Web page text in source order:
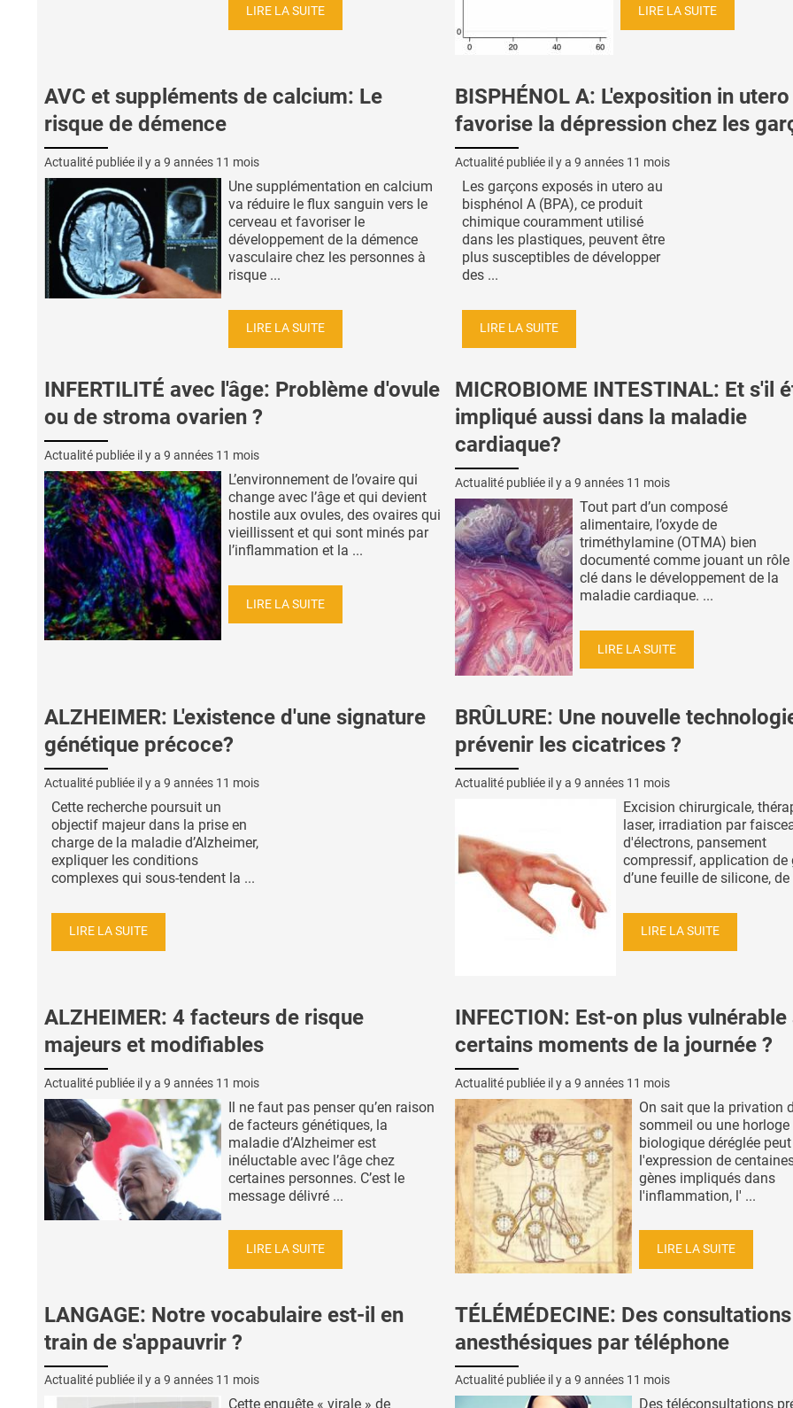
LIRE LA SUITE LIRE LA SUITE
AVC et suppléments de calcium: Le
risque de démence
Actualité publiée il y a 9 années 11 mois
Une supplémentation en calcium
va réduire le flux sanguin vers le
cerveau et favoriser le
développement de la démence
vasculaire chez les personnes à
risque ...
LIRE LA SUITE
BISPHÉNOL A: L'exposition in utero
favorise la dépression chez les
Actualité publiée il y a 9 années 11 mois
Les garçons exposés in utero au
bisphénol A (BPA), ce produit
chimique couramment utilisé
dans les plastiques, peuvent être
plus susceptibles de développer
des ...
LIRE LA SUITE
INFERTILITÉ avec l'âge: Problème d'ovule
ou de stroma ovarien ?
Actualité publiée il y a 9 années 11 mois
L’environnement de l’ovaire qui
change avec l’âge et qui devient
hostile aux ovules, des ovaires qui
vieillissent et qui sont minés par
l’inflammation et la ...
LIRE LA SUITE
MICROBIOME INTESTINAL: Et s'il
impliqué aussi dans la maladie
cardiaque?
Actualité publiée il y a 9 années 11 mois
Tout part d’un composé
alimentaire, l’oxyde de
triméthylamine (OTMA) bien
documenté comme jouant un rôle
clé dans le développement de la
maladie cardiaque. ...
LIRE LA SUITE
ALZHEIMER: L'existence d'une signature
génétique précoce?
Actualité publiée il y a 9 années 11 mois
Cette recherche poursuit un
objectif majeur dans la prise en
charge de la maladie d’Alzheimer,
expliquer les conditions
complexes qui sous-tendent la ...
LIRE LA SUITE
BRÛLURE: Une nouvelle
prévenir les cicatrices ?
Actualité publiée il y a 9 années 11 mois
Excision chirurgicale,
laser, irradiation par
d'électrons, pansement
compressif, application de
d’une feuille de silicone, de
LIRE LA SUITE
ALZHEIMER: 4 facteurs de risque
majeurs et modifiables
Actualité publiée il y a 9 années 11 mois
Il ne faut pas penser qu’en raison
de facteurs génétiques, la
maladie d’Alzheimer est
inéluctable avec l’âge chez
certaines personnes. C’est le
message délivré ...
LIRE LA SUITE
INFECTION: Est-on plus vulnérable
certains moments de la journée ?
Actualité publiée il y a 9 années 11 mois
On sait que la privation
sommeil ou une horloge
biologique déréglée
l'expression de
gènes impliqués dans
l'inflammation, l' ...
LIRE LA SUITE
LANGAGE: Notre vocabulaire est-il en
train de s'appauvrir ?
Actualité publiée il y a 9 années 11 mois
Cette enquête « virale » de
TÉLÉMÉDECINE: Des
anesthésiques par téléphone
Actualité publiée il y a 9 années 11 mois
Des téléconsultations